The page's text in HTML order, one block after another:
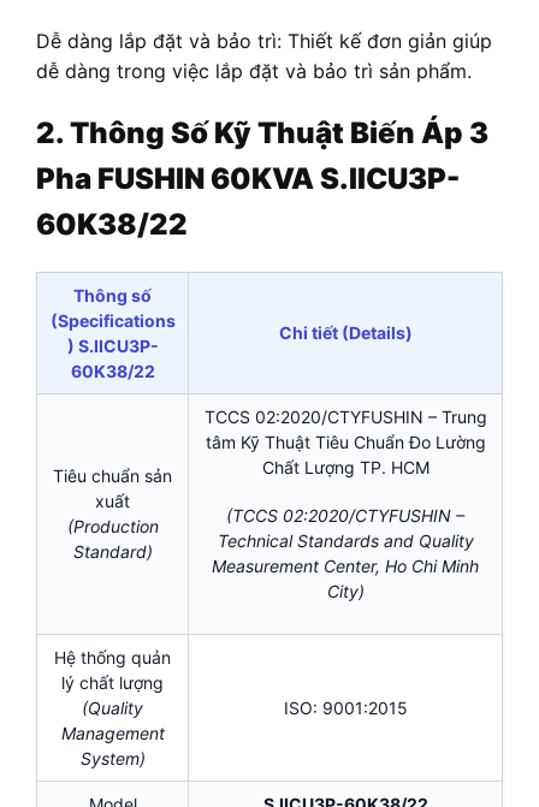
Dễ dàng lắp đặt và bảo trì: Thiết kế đơn giản giúp
dễ dàng trong việc lắp đặt và bảo trì sản phẩm.
2. Thông Số Kỹ Thuật Biến Áp 3
Pha FUSHIN 60KVA S.IICU3P-
60K38/22
Thông số
(Specifications
) S.IICU3P-
60K38/22
Chi tiết (Details)
Tiêu chuẩn sản
xuất
(Production
Standard)
TCCS 02:2020/CTYFUSHIN – Trung
tâm Kỹ Thuật Tiêu Chuẩn Đo Lường
Chất Lượng TP. HCM
(TCCS 02:2020/CTYFUSHIN –
Technical Standards and Quality
Measurement Center, Ho Chi Minh
City)
Hệ thống quản
lý chất lượng
(Quality
Management
System)
ISO: 9001:2015